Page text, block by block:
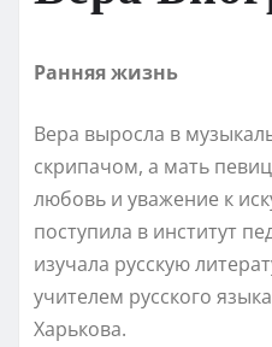
Ранняя жизнь
Вера выросла в
скрипачом, а мать
любовь и уважение к
поступила в институт
изучала русскую
учителем русского
Харькова.